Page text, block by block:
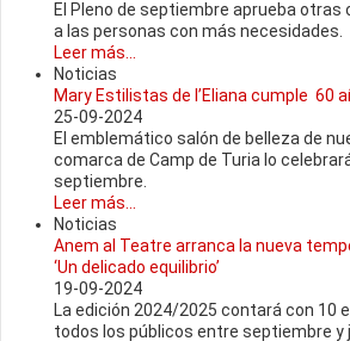
El Pleno de septiembre aprueba
a las personas con más necesidades.
Leer más...
Noticias
Mary Estilistas de l’Eliana cumple 60
25-09-2024
El emblemático salón de belleza de
comarca de Camp de Turia lo
septiembre.
Leer más...
Noticias
Anem al Teatre arranca la nueva
‘Un delicado equilibrio’
19-09-2024
La edición 2024/2025 contará con 10
todos los públicos entre septiembre y